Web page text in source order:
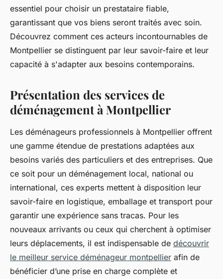
essentiel pour choisir un prestataire fiable,
garantissant que vos biens seront traités avec soin.
Découvrez comment ces acteurs incontournables de
Montpellier se distinguent par leur savoir-faire et leur
capacité à s'adapter aux besoins contemporains.
Présentation des services de
déménagement à Montpellier
Les déménageurs professionnels à Montpellier offrent
une gamme étendue de prestations adaptées aux
besoins variés des particuliers et des entreprises. Que
ce soit pour un déménagement local, national ou
international, ces experts mettent à disposition leur
savoir-faire en logistique, emballage et transport pour
garantir une expérience sans tracas. Pour les
nouveaux arrivants ou ceux qui cherchent à optimiser
leurs déplacements, il est indispensable de découvrir
le meilleur service déménageur montpellier afin de
bénéficier d’une prise en charge complète et